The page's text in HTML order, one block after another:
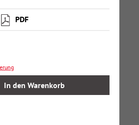
PDF
gewünschten Wert ein
In den Warenkorb